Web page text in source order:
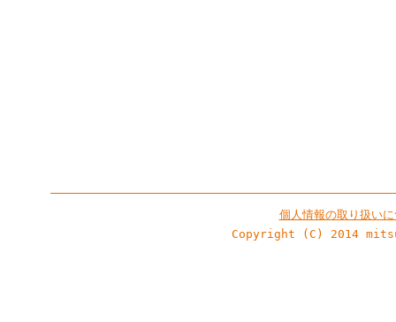
個人情報の取り扱い
Copyright (C) 2014